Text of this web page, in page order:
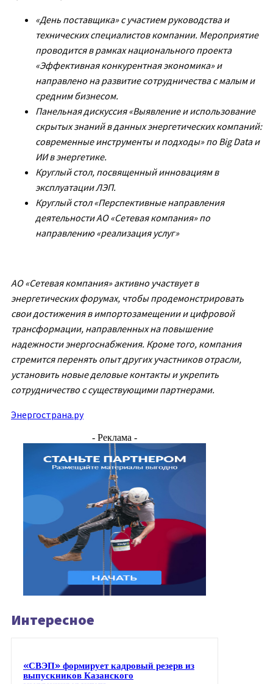
«День поставщика» с участием руководства и
технических специалистов компании. Мероприятие
проводится в рамках национального проекта
«Эффективная конкурентная экономика» и
направлено на развитие сотрудничества с малым и
средним бизнесом.
Панельная дискуссия «Выявление и использование
скрытых знаний в данных энергетических компаний:
современные инструменты и подходы» по Big Data и
ИИ в энергетике.
Круглый стол, посвященный инновациям в
эксплуатации ЛЭП.
Круглый стол «Перспективные направления
деятельности АО «Сетевая компания» по
направлению «реализация услуг»
АО «Сетевая компания» активно участвует в
энергетических форумах, чтобы продемонстрировать
свои достижения в импортозамещении и цифровой
трансформации, направленных на повышение
надежности энергоснабжения. Кроме того, компания
стремится перенять опыт других участников отрасли,
установить новые деловые контакты и укрепить
сотрудничество с существующими партнерами.
Энергострана.ру
- Реклама -
Интересное
«СВЭП» формирует кадровый резерв из
выпускников Казанского